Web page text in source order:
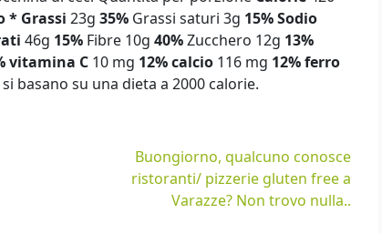
* Grassi 23g 35% Grassi saturi 3g 15%Sodio
46g 15% Fibre 10g 40%Zucchero 12g 13%
vitamina C 10 mg 12%calcio 116 mg 12%ferro
basano su una dieta a 2000 calorie.
Buongiorno, qualcuno conosce
ristoranti/ pizzerie gluten free a
Varazze? Non trovo nulla..